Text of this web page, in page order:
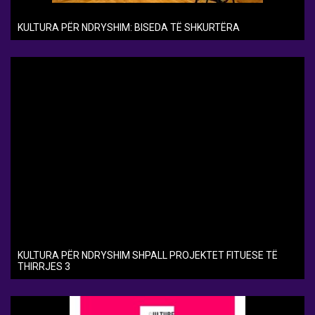
KULTURA PËR NDRYSHIM: BISEDA TË SHKURTËRA
KULTURA PËR NDRYSHIM SHPALL PROJEKTET FITUESE TË
THIRRJES 3